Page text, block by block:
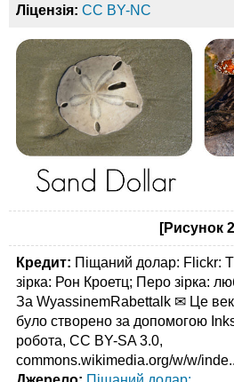
Ліцензія: CC BY-NC
[Рисунок
Кредит: Піщаний долар: Flickr:
зірка: Рон Кроетц; Перо зірка:
За WyassinemRabettalk ✉ Це
було створено за допомогою
робота, CC BY-SA 3.0,
commons.wikimedia.org/w/w/